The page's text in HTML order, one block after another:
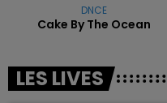
DNCE
Cake By The Ocean
LES LIVES